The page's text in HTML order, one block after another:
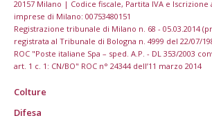
20157 Milano | Codice fiscale, Partita IVA e Iscrizione
imprese di Milano: 00753480151
Registrazione tribunale di Milano n. 68 - 05.03.2014
registrata al Tribunale di Bologna n. 4999 del 22/07/
ROC "Poste italiane Spa – sped. A.P. - DL 353/2003
art. 1 c. 1: CN/BO" ROC n° 24344 dell’11 marzo 2014
Colture
Difesa